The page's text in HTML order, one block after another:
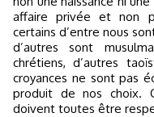
affaire privée et non
certains d’entre nous
d’autres sont
chrétiens, d’autres
croyances ne sont pas
produit de nos choix.
doivent toutes être